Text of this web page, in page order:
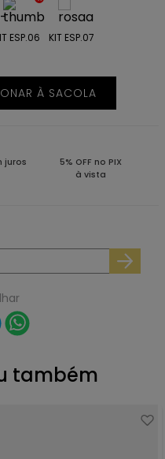
ESP.06 KIT ESP.07
À SACOLA
juros
5% OFF no PIX
à vista
também